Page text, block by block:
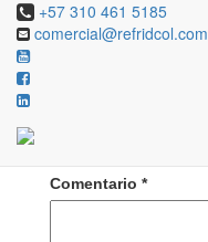
+57 310 461 5185
comercial@refridcol.com
Comentario *